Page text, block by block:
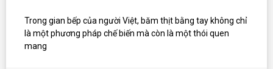
Trong gian bếp của người Việt, băm thịt bằng tay không chỉ
là một phương pháp chế biến mà còn là một thói quen
mang